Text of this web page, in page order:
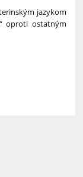
jazykom
oproti ostatným